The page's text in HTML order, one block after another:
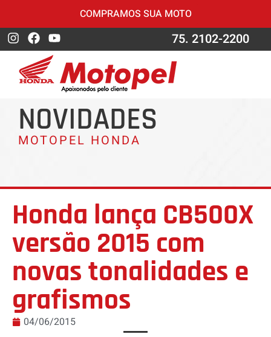
COMPRAMOS SUA MOTO
75. 2102-2200
NOVIDADES
MOTOPEL HONDA
Honda lança CB500X
versão 2015 com
novas tonalidades e
grafismos
04/06/2015